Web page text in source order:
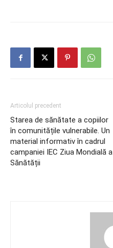
Articolul precedent
Starea de sănătate a copiilor
în comunitățile vulnerabile. Un
material informativ în cadrul
campaniei IEC Ziua Mondială a
Sănătății